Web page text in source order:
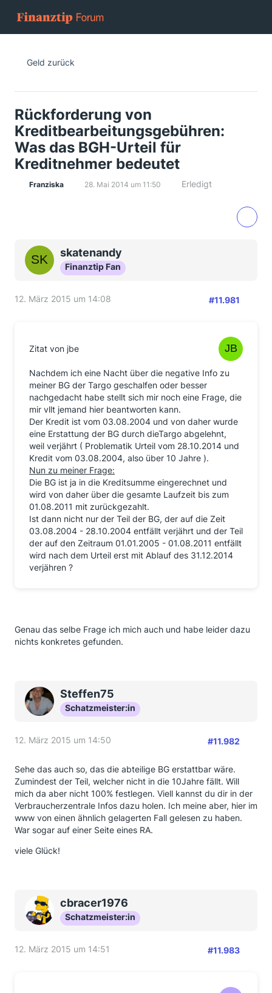
Geld zurück
Rückforderung von
Kreditbearbeitungsgebühren:
Was das BGH-Urteil für
Kreditnehmer bedeutet
Franziska 28. Mai 2014 um 11:50 Erledigt
skatenandy
Finanztip Fan
12. März 2015 um 14:08 #11.981
Zitat von jbe
Nachdem ich eine Nacht über die negative Info zu
meiner BG der Targo geschalfen oder besser
nachgedacht habe stellt sich mir noch eine Frage, die
mir vllt jemand hier beantworten kann.
Der Kredit ist vom 03.08.2004 und von daher wurde
eine Erstattung der BG durch dieTargo abgelehnt,
weil verjährt ( Problematik Urteil vom 28.10.2014 und
Kredit vom 03.08.2004, also über 10 Jahre ).
Nun zu meiner Frage:
Die BG ist ja in die Kreditsumme eingerechnet und
wird von daher über die gesamte Laufzeit bis zum
01.08.2011 mit zurückgezahlt.
Ist dann nicht nur der Teil der BG, der auf die Zeit
03.08.2004 - 28.10.2004 entfällt verjährt und der Teil
der auf den Zeitraum 01.01.2005 - 01.08.2011 entfällt
wird nach dem Urteil erst mit Ablauf des 31.12.2014
verjähren ?
Genau das selbe Frage ich mich auch und habe leider dazu
nichts konkretes gefunden.
Steffen75
Schatzmeister:in
12. März 2015 um 14:50 #11.982
Sehe das auch so, das die abteilige BG erstattbar wäre.
Zumindest der Teil, welcher nicht in die 10Jahre fällt. Will
mich da aber nicht 100% festlegen. Viell kannst du dir in der
Verbraucherzentrale Infos dazu holen. Ich meine aber, hier im
www von einen ähnlich gelagerten Fall gelesen zu haben.
War sogar auf einer Seite eines RA.
viele Glück!
cbracer1976
Schatzmeister:in
12. März 2015 um 14:51 #11.983